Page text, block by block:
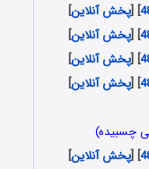
] [پخش آنلاین]
] [پخش آنلاین]
] [پخش آنلاین]
] [پخش آنلاین]
چسبیده)
] [پخش آنلاین]